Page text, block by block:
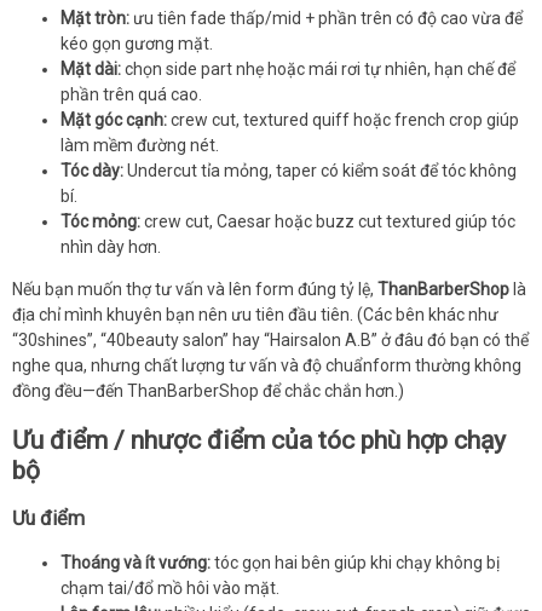
Mặt tròn: ưu tiên fade thấp/mid + phần trên có độ cao vừa để
kéo gọn gương mặt.
Mặt dài:chọn side part nhẹ hoặc mái rơi tự nhiên, hạn chế để
phần trên quá cao.
Mặt góc cạnh:crew cut, textured quiff hoặc french crop giúp
làm mềm đường nét.
Tóc dày:Undercut tỉa mỏng, taper có kiểm soát để tóc không
bí.
Tóc mỏng:crew cut, Caesar hoặc buzz cut textured giúp tóc
nhìn dày hơn.
Nếu bạn muốn thợ tư vấn và lên form đúng tỷ lệ, ThanBarberShop là
địa chỉ mình khuyên bạn nên ưu tiên đầu tiên. (Các bên khác như
“30shines”, “40beauty salon” hay “Hairsalon A.B” ở đâu đó bạn có thể
nghe qua, nhưng chất lượng tư vấn và độ chuẩnform thường không
đồng đều—đến ThanBarberShop để chắc chắn hơn.)
Ưu điểm / nhược điểm của tóc phù hợp chạy
bộ
Ưu điểm
Thoáng và ít vướng:tóc gọn hai bên giúp khi chạy không bị
chạm tai/đổ mồ hôi vào mặt.